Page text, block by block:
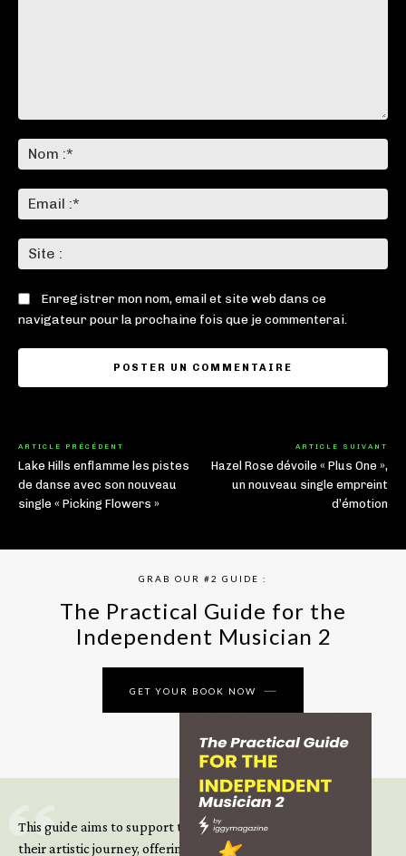
:*
:*
:
Enregistrer mon nom, email et site web dans ce
navigateur pour la prochaine fois que je commenterai.
ARTICLE PRÉCÉDENT
Lake Hills enflamme les pistes
de danse avec son nouveau
single « Picking Flowers »
ARTICLE SUIVANT
Hazel Rose dévoile « Plus One »,
un nouveau single empreint
d’émotion
GRAB OUR #2 GUIDE :
The Practical Guide for the
Independent Musician 2
GET YOUR BOOK NOW
This guide aims to support those climbing the next steps of
their artistic journey, offering practical insight, updated